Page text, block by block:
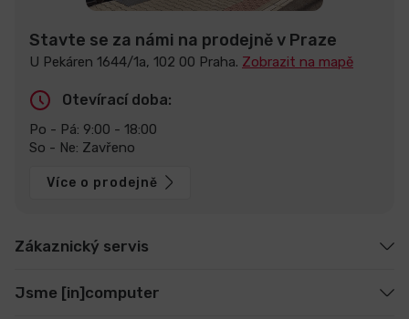
Stavte se za námi na prodejně v Praze
U Pekáren 1644/1a, 102 00 Praha. Zobrazit na mapě
Otevírací doba:
Po - Pá: 9:00 - 18:00
So - Ne: Zavřeno
Více o prodejně
Zákaznický servis
Jsme [in]computer